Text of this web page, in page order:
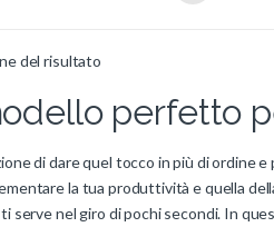
del risultato
perfetto
di dare quel tocco in più di ordine
la tua produttività e quella
ti serve nel giro di pochi secondi. In